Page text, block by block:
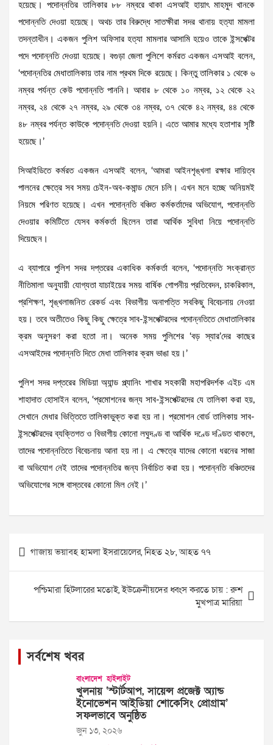
হয়েছে। পদোন্নতির তালিকার ৮৮ নম্বরে থাকা এসআই হায়াৎ মাহমুদ খানকে
পদোন্নতি দেওয়া হয়েছে। অথচ তার বিরুদ্ধে সাতক্ষীরা সদর থানায় হত্যা মামলা
তদন্তাধীন। একজন পুলিশ অফিসার হত্যা মামলার আসামি হয়েও তাকে ইন্সপেক্টর
পদে পদোন্নতি দেওয়া হয়েছে। বগুড়া জেলা পুলিশে কর্মরত একজন এসআই বলেন,
‘পদোন্নতির মেধাতালিকায় তার নাম প্রথম দিকে রয়েছে। কিন্তু তালিকার ১ থেকে ৬
নম্বর পর্যন্ত কেউ পদোন্নতি পাননি। আবার ৮ থেকে ১০ নম্বর, ১২ থেকে ২২
নম্বর, ২৪ থেকে ২৭ নম্বর, ২৯ থেকে ৩৪ নম্বর, ৩৭ থেকে ৪২ নম্বর, ৪৪ থেকে
৪৮ নম্বর পর্যন্ত কাউকে পদোন্নতি দেওয়া হয়নি। এতে আমার মধ্যে হতাশার সৃষ্টি
হয়েছে।’
সিআইডিতে কর্মরত একজন এসআই বলেন, ‘আমরা আইনশৃঙ্খলা রক্ষার দায়িত্ব
পালনের ক্ষেত্রে সব সময় চেইন-অব-কমান্ড মেনে চলি। এখন মনে হচ্ছে অনিয়মই
নিয়মে পরিণত হয়েছে। এখন পদোন্নতি বঞ্চিত কর্মকর্তাদের অভিযোগ, পদোন্নতি
দেওয়ার কমিটিতে যেসব কর্মকর্তা ছিলেন তারা আর্থিক সুবিধা নিয়ে পদোন্নতি
দিয়েছেন।
এ ব্যাপারে পুলিশ সদর দপ্তরের একাধিক কর্মকর্তা বলেন, ‘পদোন্নতি সংক্রান্ত
নীতিমালা অনুযায়ী যোগ্যতা যাচাইয়ের সময় বার্ষিক গোপনীয় প্রতিবেদন, চাকরিকাল,
প্রশিক্ষণ, শৃঙ্খলাজনিত রেকর্ড এবং বিভাগীয় অনাপত্তি সবকিছু বিবেচনায় নেওয়া
হয়। তবে অতীতেও কিছু কিছু ক্ষেত্রে সাব-ইন্সপেক্টরদের পদোন্নতিতে মেধাতালিকার
ক্রম অনুসরণ করা হতো না। অনেক সময় পুলিশের ‘বড় স্যার’দের কাছের
এসআইদের পদোন্নতি দিতে মেধা তালিকার ক্রম ভাঙা হয়।’
পুলিশ সদর দপ্তরের মিডিয়া অ্যান্ড প্ল্যানিং শাখার সহকারী মহাপরিদর্শক এইচ এম
শাহাদাত হোসাইন বলেন, ‘প্রমোশনের জন্য সাব-ইন্সপেক্টরদের যে তালিকা করা হয়,
সেখানে মেধার ভিত্তিতে তালিকাভুক্ত করা হয় না। প্রমোশন বোর্ড তালিকায় সাব-
ইন্সপেক্টরদের ব্যক্তিগত ও বিভাগীয় কোনো লঘুদণ্ড বা আর্থিক দণ্ডে দণ্ডিত থাকলে,
তাদের পদোন্নতিতে বিবেচনায় আনা হয় না। এ ক্ষেত্রে যাদের কোনো ধরনের সাজা
বা অভিযোগ নেই তাদের পদোন্নতির জন্য নির্বাচিত করা হয়। পদোন্নতি বঞ্চিতদের
অভিযোগের সঙ্গে বাস্তবের কোনো মিল নেই।’
Post
navigation
গাজায় ভয়াবহ হামলা ইসরায়েলের, নিহত ২৮, আহত ৭৭
পশ্চিমারা হিটলারের মতোই, ইউক্রেনীয়দের ধ্বংস করতে চায় : রুশ
মুখপাত্র মারিয়া
সর্বশেষ খবর
বাংলাদেশ হাইলাইট
খুলনায় ‘স্টার্টআপ, সায়েন্স প্রজেক্ট অ্যান্ড
ইনোভেশন আইডিয়া শোকেসিং প্রোগ্রাম’
সফলভাবে অনুষ্ঠিত
জুন ১৩, ২০২৬